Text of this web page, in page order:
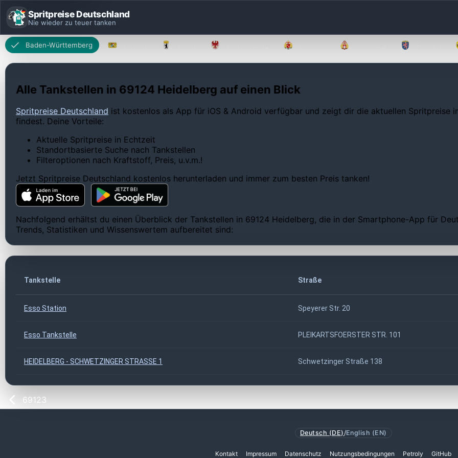
Spritpreise Deutschland
Nie wieder zu teuer tanken
Baden-Württemberg
Alle Tankstellen in 69124 Heidelberg auf einen Blick
Spritpreise Deutschland ist kostenlos als App für iOS & Android verfügbar und zeigt dir die aktuellen Spritpreise
findest. Deine Vorteile:
Aktuelle Spritpreise in Echtzeit
Standortbasierte Suche nach Tankstellen
Filteroptionen nach Kraftstoff, Preis, u.v.m.!
Jetzt Spritpreise Deutschland kostenlos herunterladen und immer zum besten Preis tanken!
Nachfolgend erhältst du einen Überblick der Tankstellen in 69124 Heidelberg, die in der Smartphone-App für
Trends, Statistiken und Wissenswertem aufbereitet sind:
Tankstelle Straße
Esso Station Speyerer Str. 20
Esso Tankstelle PLEIKARTSFOERSTER STR. 101
HEIDELBERG - SCHWETZINGER STRASSE 1 Schwetzinger Straße 138
69123
Deutsch (DE) /English (EN)
Kontakt Impressum Datenschutz Nutzungsbedingungen Petroly GitHub